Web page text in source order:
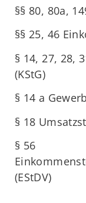
§§ 80, 80a,
§§ 25, 46
§ 14, 27, 28,
(KStG)
§ 14 a
§ 18
§ 56
(EStDV)